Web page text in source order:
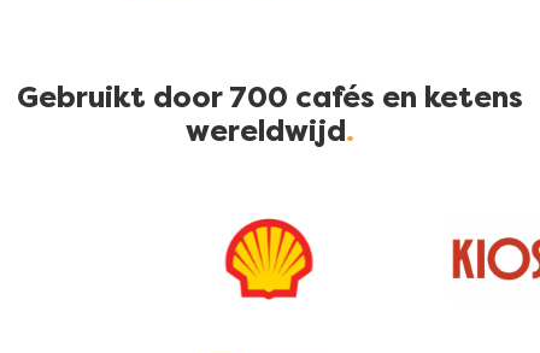
Gebruikt door 700 cafés en ketens
wereldwijd